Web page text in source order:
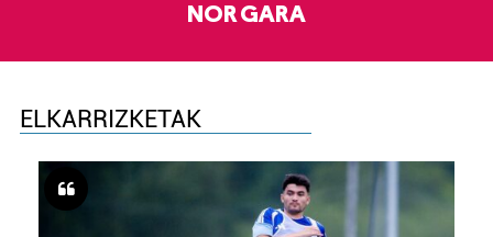
NOR GARA
ELKARRIZKETAK